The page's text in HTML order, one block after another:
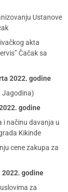
Ustanove
akta
Čačak sa
2022. godine
Jagodina)
godine
i načinu davanja u
Kikinde
cene zakupa za
2022. godine
za